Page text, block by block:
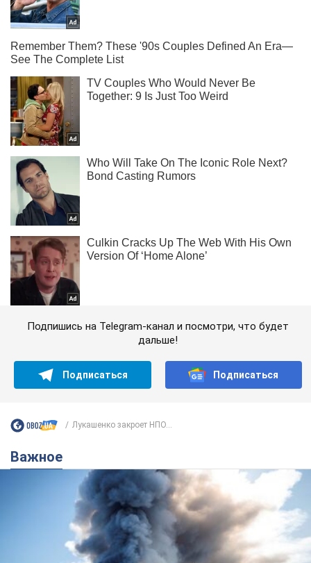
Подпишись на Telegram-канал и посмотри, что будет
дальше!
Подписаться Подписаться
Лукашенко закроет НПО...
Важное